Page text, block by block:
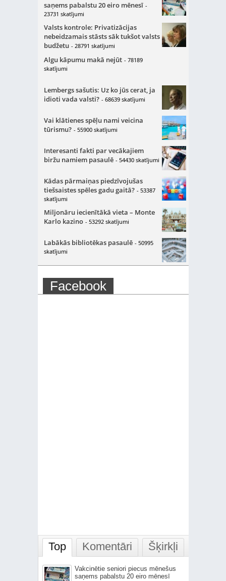
saņems pabalstu 20 eiro mēnesī -
23731 skatījumi
Valsts kontrole: Privatizācijas
nebeidzamais stāsts sāk tukšot valsts
budžetu - 28791 skatījumi
Algu kāpumu makā nejūt - 78189
skatījumi
Lembergs sašutis: Uz ko jūs cerat, ja
idioti vada valsti? - 68639 skatījumi
Vai klātienes spēļu nami veicina
tūrismu? - 55900 skatījumi
Interesanti fakti par vecākajiem
biržu namiem pasaulē - 54430 skatījumi
Kādas pārmaiņas piedzīvojušas
tiešsaistes spēles gadu gaitā? - 53387
skatījumi
Miljonāru iecienītākā vieta – Monte
Karlo kazino - 53292 skatījumi
Labākās bibliotēkas pasaulē - 50995
skatījumi
Facebook
Top Komentāri Šķirkļi
Vakcinētie seniori piecus mēnešus
saņems pabalstu 20 eiro mēnesī